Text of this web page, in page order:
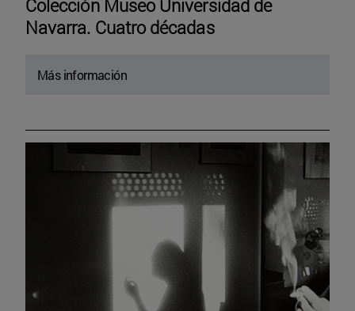
Colección Museo Universidad de
Navarra. Cuatro décadas
Más información